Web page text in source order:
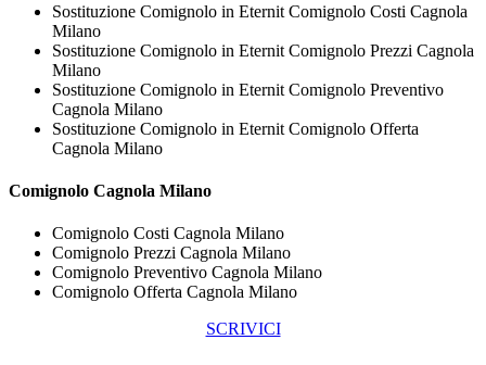
Sostituzione Comignolo in Eternit Comignolo Costi Cagnola
Milano
Sostituzione Comignolo in Eternit Comignolo Prezzi Cagnola
Milano
Sostituzione Comignolo in Eternit Comignolo Preventivo
Cagnola Milano
Sostituzione Comignolo in Eternit Comignolo Offerta
Cagnola Milano
Comignolo Cagnola Milano
Comignolo Costi Cagnola Milano
Comignolo Prezzi Cagnola Milano
Comignolo Preventivo Cagnola Milano
Comignolo Offerta Cagnola Milano
SCRIVICI